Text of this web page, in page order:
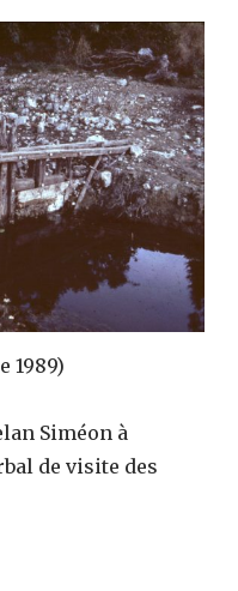
1989)
Siméon à
de visite des